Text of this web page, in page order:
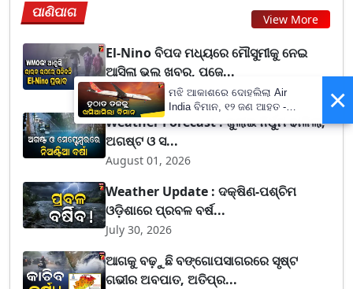
ପାଣିପାଗ View More
El-Nino ବିପଦ ମଧ୍ୟରେ ମୌସୁମୀକୁ ନେଇ
ଆସିଲା ଭଲ ଖବର, ପଜେ...
August 02, 2026
Weather Forecast : ଜୁଲାଇ ନିର୍ଧୁମ ଢାଳିଲା,
ଅଗଷ୍ଟ ଓ ସ...
August 01, 2026
Weather Update : ଦକ୍ଷିଣ-ପଶ୍ଚିମ
ଓଡ଼ିଶାରେ ପ୍ରବଳ ବର୍ଷ...
July 30, 2026
ଆଗକୁ ବଢ଼ୁଛି ବଙ୍ଗୋପସାଗରରେ ସୃଷ୍ଟ
ଗଭୀର ଅବପାତ, ଅତିପ୍ର...
×
ମଝି ଆକାଶରେ ଦୋହଲିଲା Air
India ବିମାନ, ୧୨ ଜଣ ଆହତ -